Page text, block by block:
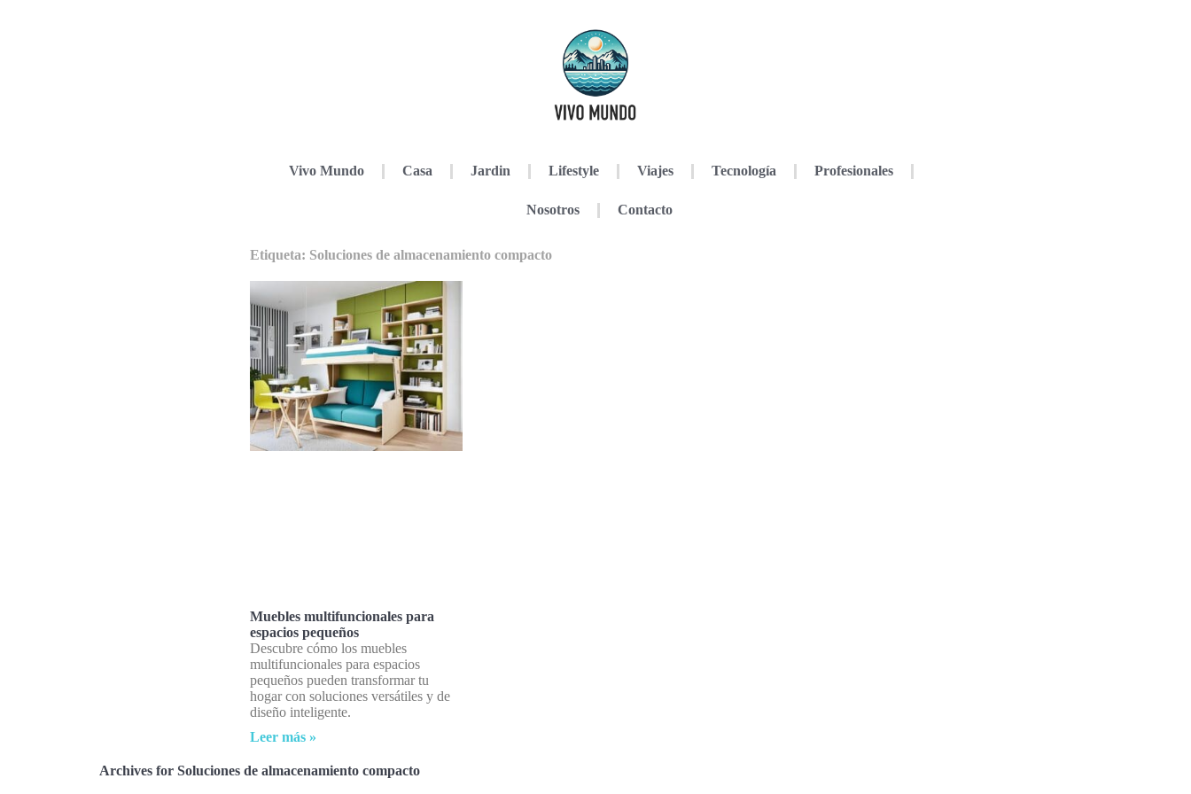
Vivo Mundo Casa Jardin Lifestyle Viajes Tecnología Profesionales
Nosotros Contacto
Etiqueta: Soluciones de almacenamiento compacto
Muebles multifuncionales para
espacios pequeños
Descubre cómo los muebles
multifuncionales para espacios
pequeños pueden transformar tu
hogar con soluciones versátiles y de
diseño inteligente.
Leer más »
Archives for Soluciones de almacenamiento compacto